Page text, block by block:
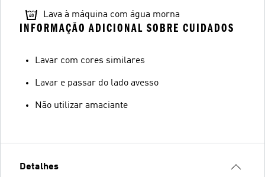
Lava à máquina com água morna
INFORMAÇÃO ADICIONAL SOBRE CUIDADOS
Lavar com cores similares
Lavar e passar do lado avesso
Não utilizar amaciante
Detalhes